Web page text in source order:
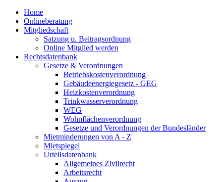
Home
Onlineberatung
Mitgliedschaft
Satzung u. Beitragsordnung
Online Mitglied werden
Rechtsdatenbank
Gesetze & Verordnungen
Betriebskostenverordnung
Gebäudeenergiegesetz - GEG
Heizkostenverordnung
Trinkwasserverordnung
WEG
Wohnflächenverordnung
Gesetze und Verordnungen der Bundesländer
Mietminderungen von A - Z
Mietspiegel
Urteilsdatenbank
Allgemeines Zivilrecht
Arbeitsrecht